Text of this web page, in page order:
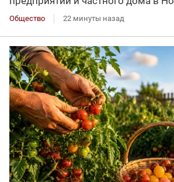
Общество 22 минуты назад